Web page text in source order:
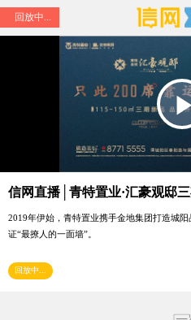
回放中...
信网直播│青特置业·汇豪观邸
2019年伊始，青特置业携手金地集团打造城
证“最撩人的一面墙”。
回放中...